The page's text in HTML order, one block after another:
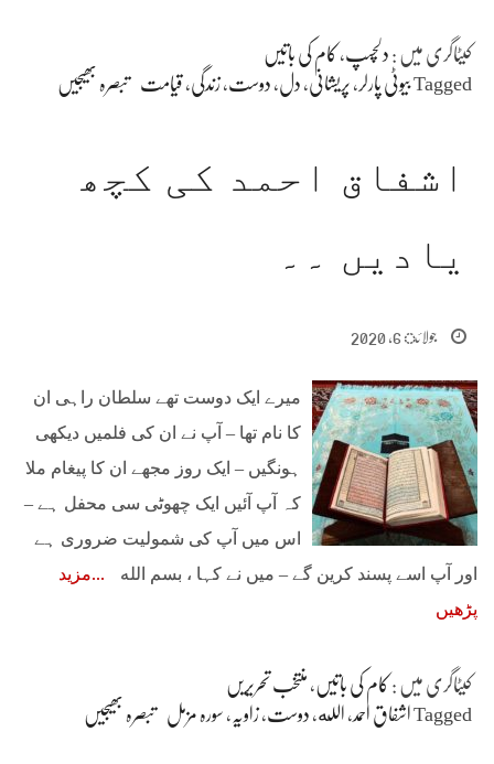
کیٹاگری میں : دلچسپ، کام کی باتیں
Taggedبیوٹی پارلر ، پریشانی، دل، دوست،زندگی، قیامت تبصرہ بھیجیں
اشفاق احمد کی کچھ
یادیں ۔۔
جولائ 6, 2020
میرے ایک دوست تھے سلطان راہی ان
کا نام تھا – آپ نے ان کی فلمیں دیکھی
ہونگیں – ایک روز مجھے ان کا پیغام ملا
کہ آپ آئیں ایک چھوٹی سی محفل ہے –
اس میں آپ کی شمولیت ضروری ہے
اور آپ اسے پسند کرین گے – میں نے کہا ، بسم الله
مزید
پڑھیں
کیٹاگری میں : کام کی باتیں ، منتخب تحریریں
Taggedاشفاق احمد ، الله، دوست،زاویہ ، سورہ مزمل تبصرہ بھیجیں